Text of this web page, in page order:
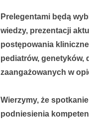
Prelegentami będą
wiedzy, prezentacji
postępowania
pediatrów, genetyków,
zaangażowanych w
Wierzymy, że
podniesienia